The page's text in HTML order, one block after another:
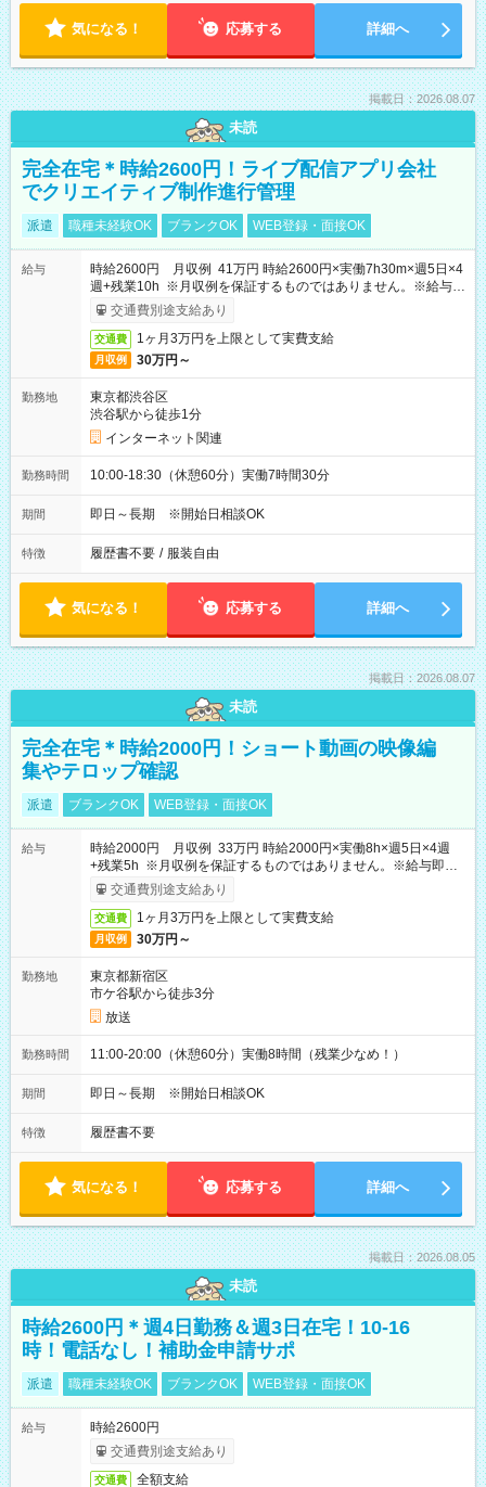
気になる！ 応募する 詳細へ
掲載日：2026.08.07
未読
完全在宅＊時給2600円！ライブ配信アプリ会社
でクリエイティブ制作進行管理
派遣 職種未経験OK ブランクOK WEB登録・面接OK
給与
時給2600円 月収例 41万円 時給2600円×実働7h30m×週5日×4
週+残業10h ※月収例を保証するものではありません。※給与即
受取りサービス利用可（利用条件有）
交通費別途支給あり
交通費 1ヶ月3万円を上限として実費支給
月収例 30万円～
勤務地
東京都渋谷区
渋谷駅から徒歩1分
インターネット関連
勤務時間 10:00-18:30（休憩60分）実働7時間30分
期間 即日～長期 ※開始日相談OK
特徴 履歴書不要 / 服装自由
気になる！ 応募する 詳細へ
掲載日：2026.08.07
未読
完全在宅＊時給2000円！ショート動画の映像編
集やテロップ確認
派遣 ブランクOK WEB登録・面接OK
給与
時給2000円 月収例 33万円 時給2000円×実働8h×週5日×4週
+残業5h ※月収例を保証するものではありません。※給与即受
取りサービス利用可（利用条件有）
交通費別途支給あり
交通費 1ヶ月3万円を上限として実費支給
月収例 30万円～
勤務地
東京都新宿区
市ケ谷駅から徒歩3分
放送
勤務時間 11:00-20:00（休憩60分）実働8時間（残業少なめ！）
期間 即日～長期 ※開始日相談OK
特徴 履歴書不要
気になる！ 応募する 詳細へ
掲載日：2026.08.05
未読
時給2600円＊週4日勤務＆週3日在宅！10-16
時！電話なし！補助金申請サポ
派遣 職種未経験OK ブランクOK WEB登録・面接OK
給与
時給2600円
交通費別途支給あり
交通費 全額支給